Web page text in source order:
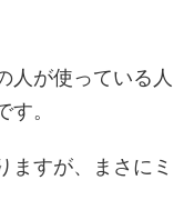
人が使っている人
。
ますが、まさにミ